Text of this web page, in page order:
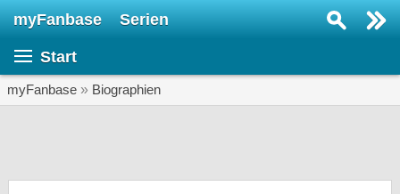
myFanbase Serien
Start
myFanbase » Biographien